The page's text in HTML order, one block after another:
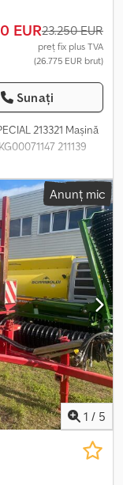
EUR23.250 EUR
preț fix plus TVA
(26.775 EUR brut)
Sunați
213321 Mașină
211139
P 500, 760
laterală de
de lucru
trapezoidal TRW
Brațe de susținere
cu tăvălugi cu 2
Anunț mic
1 / 5